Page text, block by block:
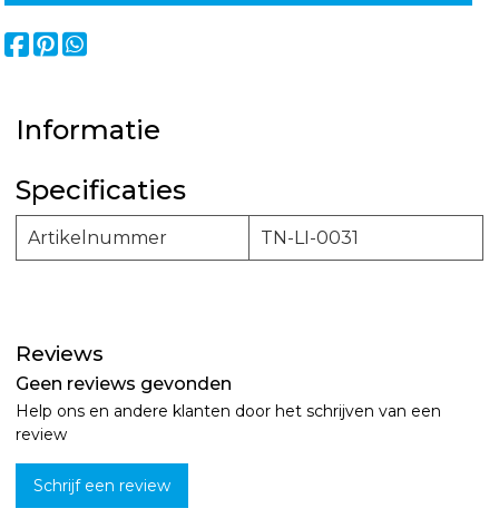
Informatie
Specificaties
Artikelnummer TN-LI-0031
Reviews
Geen reviews gevonden
Help ons en andere klanten door het schrijven van een
review
Schrijf een review